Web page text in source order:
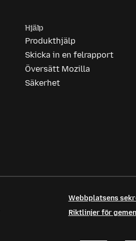
Hjälp
Produkthjälp
Skicka in en felrapport
Översätt Mozilla
Säkerhet
Webbplatsens
Riktlinjer för